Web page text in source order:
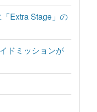
Extra Stage」の
ドミッションが